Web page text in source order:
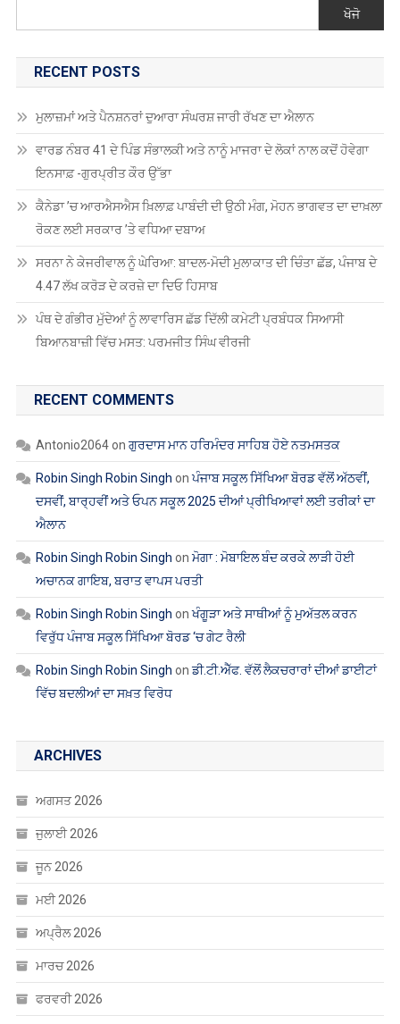
ਖੋਜੋ
RECENT POSTS
ਮੁਲਾਜ਼ਮਾਂ ਅਤੇ ਪੈਨਸ਼ਨਰਾਂ ਦੁਆਰਾ ਸੰਘਰਸ਼ ਜਾਰੀ ਰੱਖਣ ਦਾ ਐਲਾਨ
ਵਾਰਡ ਨੰਬਰ 41 ਦੇ ਪਿੰਡ ਸੰਭਾਲਕੀ ਅਤੇ ਨਾਨੂੰ ਮਾਜਰਾ ਦੇ ਲੋਕਾਂ ਨਾਲ ਕਦੋਂ ਹੋਵੇਗਾ
ਇਨਸਾਫ਼ -ਗੁਰਪ੍ਰੀਤ ਕੌਰ ਉੱਭਾ
ਕੈਨੇਡਾ ’ਚ ਆਰਐਸਐਸ ਖ਼ਿਲਾਫ਼ ਪਾਬੰਦੀ ਦੀ ਉਠੀ ਮੰਗ, ਮੋਹਨ ਭਾਗਵਤ ਦਾ ਦਾਖ਼ਲਾ
ਰੋਕਣ ਲਈ ਸਰਕਾਰ ’ਤੇ ਵਧਿਆ ਦਬਾਅ
ਸਰਨਾ ਨੇ ਕੇਜਰੀਵਾਲ ਨੂੰ ਘੇਰਿਆ: ਬਾਦਲ-ਮੋਦੀ ਮੁਲਾਕਾਤ ਦੀ ਚਿੰਤਾ ਛੱਡ, ਪੰਜਾਬ ਦੇ
4.47 ਲੱਖ ਕਰੋੜ ਦੇ ਕਰਜ਼ੇ ਦਾ ਦਿਓ ਹਿਸਾਬ
ਪੰਥ ਦੇ ਗੰਭੀਰ ਮੁੱਦੇਆਂ ਨੂੰ ਲਾਵਾਰਿਸ ਛੱਡ ਦਿੱਲੀ ਕਮੇਟੀ ਪ੍ਰਬੰਧਕ ਸਿਆਸੀ
ਬਿਆਨਬਾਜ਼ੀ ਵਿੱਚ ਮਸਤ: ਪਰਮਜੀਤ ਸਿੰਘ ਵੀਰਜੀ
RECENT COMMENTS
Antonio2064on ਗੁਰਦਾਸ ਮਾਨ ਹਰਿਮੰਦਰ ਸਾਹਿਬ ਹੋਏ ਨਤਮਸਤਕ
Robin Singh Robin Singh onਪੰਜਾਬ ਸਕੂਲ ਸਿੱਖਿਆ ਬੋਰਡ ਵੱਲੋਂ ਅੱਠਵੀਂ,
ਦਸਵੀਂ, ਬਾਰ੍ਹਵੀਂ ਅਤੇ ਓਪਨ ਸਕੂਲ 2025 ਦੀਆਂ ਪ੍ਰੀਖਿਆਵਾਂ ਲਈ ਤਰੀਕਾਂ ਦਾ
ਐਲਾਨ
Robin Singh Robin Singh on ਮੋਗਾ : ਮੋਬਾਇਲ ਬੰਦ ਕਰਕੇ ਲਾੜੀ ਹੋਈ
ਅਚਾਨਕ ਗਾਇਬ, ਬਰਾਤ ਵਾਪਸ ਪਰਤੀ
Robin Singh Robin Singh onਖੰਗੂੜਾ ਅਤੇ ਸਾਥੀਆਂ ਨੂੰ ਮੁਅੱਤਲ ਕਰਨ
ਵਿਰੁੱਧ ਪੰਜਾਬ ਸਕੂਲ ਸਿੱਖਿਆ ਬੋਰਡ ‘ਚ ਗੇਟ ਰੈਲੀ
Robin Singh Robin Singh onਡੀ.ਟੀ.ਐੱਫ. ਵੱਲੋਂ ਲੈਕਚਰਾਰਾਂ ਦੀਆਂ ਡਾਈਟਾਂ
ਵਿੱਚ ਬਦਲੀਆਂ ਦਾ ਸਖ਼ਤ ਵਿਰੋਧ
ARCHIVES
ਅਗਸਤ 2026
ਜੁਲਾਈ 2026
ਜੂਨ 2026
ਮਈ 2026
ਅਪ੍ਰੈਲ 2026
ਮਾਰਚ 2026
ਫਰਵਰੀ 2026